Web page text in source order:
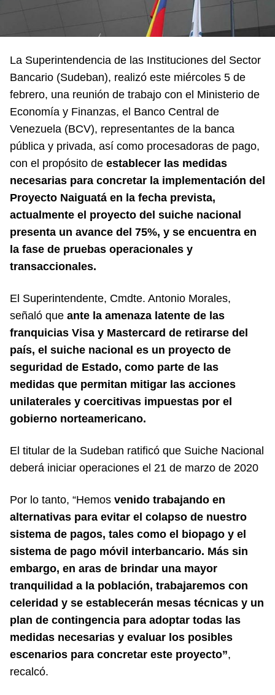
La Superintendencia de las Instituciones del Sector
Bancario (Sudeban), realizó este miércoles 5 de
febrero, una reunión de trabajo con el Ministerio de
Economía y Finanzas, el Banco Central de
Venezuela (BCV), representantes de la banca
pública y privada, así como procesadoras de pago,
con el propósito de establecer las medidas
necesarias para concretar la implementación del
Proyecto Naiguatá en la fecha prevista,
actualmente el proyecto del suiche nacional
presenta un avance del 75%, y se encuentra en
la fase de pruebas operacionales y
transaccionales.
El Superintendente, Cmdte. Antonio Morales,
señaló que ante la amenaza latente de las
franquicias Visa y Mastercard de retirarse del
país, el suiche nacional es un proyecto de
seguridad de Estado, como parte de las
medidas que permitan mitigar las acciones
unilaterales y coercitivas impuestas por el
gobierno norteamericano.
El titular de la Sudeban ratificó que Suiche Nacional
deberá iniciar operaciones el 21 de marzo de 2020
Por lo tanto, “Hemos venido trabajando en
alternativas para evitar el colapso de nuestro
sistema de pagos, tales como el biopago y el
sistema de pago móvil interbancario. Más sin
embargo, en aras de brindar una mayor
tranquilidad a la población, trabajaremos con
celeridad y se establecerán mesas técnicas y un
plan de contingencia para adoptar todas las
medidas necesarias y evaluar los posibles
escenarios para concretar este proyecto”,
recalcó.